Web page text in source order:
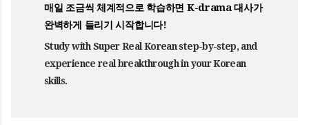
매일 조금씩 체계적으로 학습하면 K-drama 대사가
완벽하게 들리기 시작합니다!
Study with Super Real Korean step-by-step, and
experience real breakthrough in your Korean
skills.